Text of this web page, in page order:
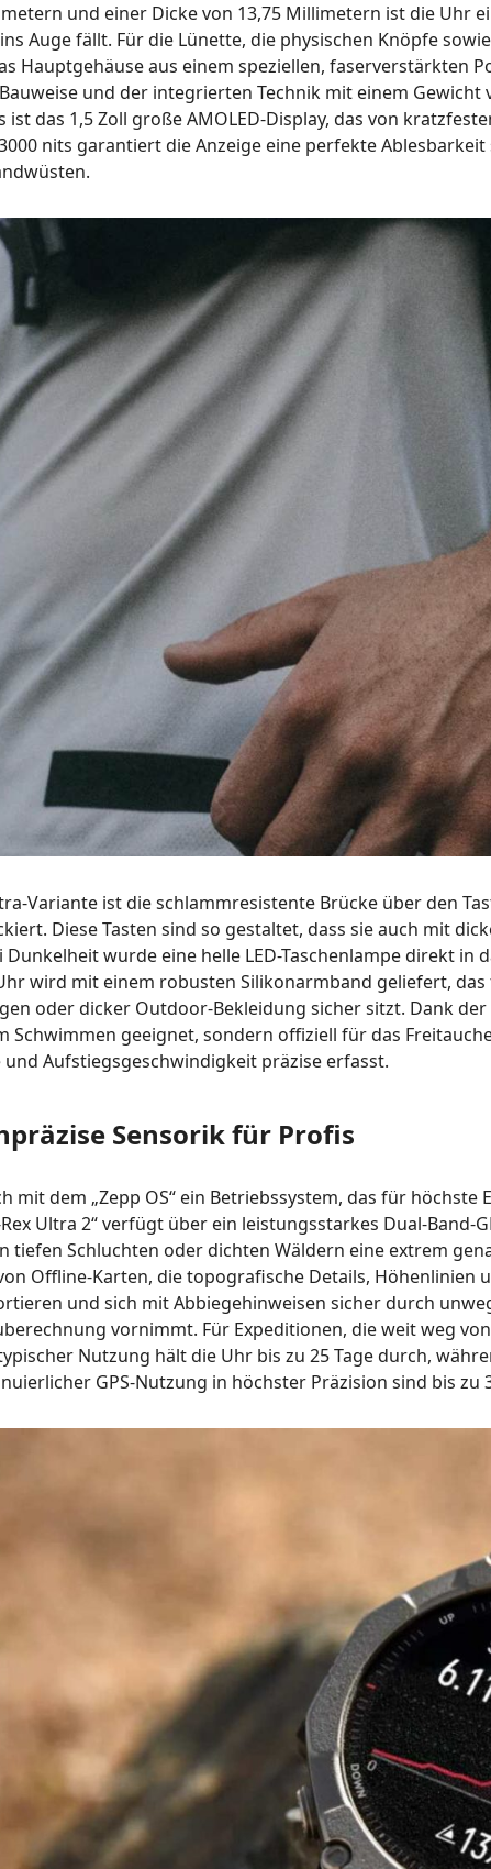
und einer Dicke von 13,75 Millimetern ist die Uhr
Auge fällt. Für die Lünette, die physischen Knöpfe
Hauptgehäuse aus einem speziellen, faserverstärkten
und der integrierten Technik mit einem
ist das 1,5 Zoll große AMOLED-Display, das von
nits garantiert die Anzeige eine perfekte
.
Variante ist die schlammresistente Brücke über den
. Diese Tasten sind so gestaltet, dass sie auch mit
Dunkelheit wurde eine helle LED-Taschenlampe direkt
wird mit einem robusten Silikonarmband geliefert,
oder dicker Outdoor-Bekleidung sicher sitzt. Dank
Schwimmen geeignet, sondern offiziell für das
Aufstiegsgeschwindigkeit präzise erfasst.
Sensorik für Profis
dem „Zepp OS“ ein Betriebssystem, das für
Rex Ultra 2“ verfügt über ein leistungsstarkes Dual-Band-
tiefen Schluchten oder dichten Wäldern eine extrem
Offline-Karten, die topografische Details, Höhenlinien
und sich mit Abbiegehinweisen sicher durch
vornimmt. Für Expeditionen, die weit weg
Nutzung hält die Uhr bis zu 25 Tage durch,
GPS-Nutzung in höchster Präzision sind bis zu